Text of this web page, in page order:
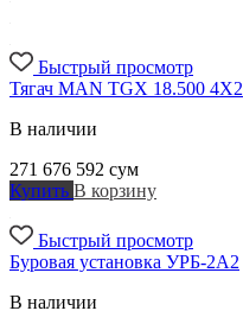
Быстрый просмотр
Тягач MAN TGX 18.500 4X2
В наличии
271 676 592 сум
Купить В корзину
Быстрый просмотр
Буровая установка УРБ-2А2
В наличии